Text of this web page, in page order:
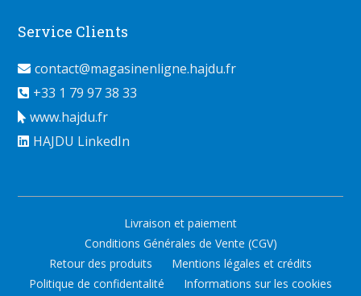
Service Clients
contact@magasinenligne.hajdu.fr
+33 1 79 97 38 33
www.hajdu.fr
HAJDU LinkedIn
Livraison et paiement
Conditions Générales de Vente (CGV)
Retour des produits
Mentions légales et crédits
Politique de confidentalité
Informations sur les cookies